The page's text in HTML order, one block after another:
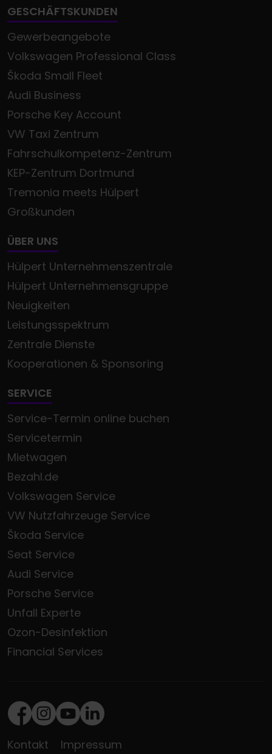
GESCHÄFTSKUNDEN
Gewerbeangebote
Volkswagen Professional Class
Škoda Small Fleet
Audi Business
Porsche Key Account
VW Taxi Zentrum
Fahrschulkompetenz-Zentrum
KEP-Zentrum Dortmund
Tremonia meets Hülpert
Großkunden
ÜBER UNS
Hülpert Unternehmenszentrale
Hülpert Unternehmensgruppe
Neuigkeiten
Leistungsspektrum
Zentrale Dienste
Kooperationen & Sponsoring
SERVICE
Service-Termin online buchen
Servicetermin
Mietwagen
Bezahl.de
Volkswagen Service
VW Nutzfahrzeuge Service
Škoda Service
Seat Service
Audi Service
Porsche Service
Unfall Experte
Ozon-Desinfektion
Financial Services
Facebook
Instagram
Youtube
LinkedIn
Kontakt
Impressum